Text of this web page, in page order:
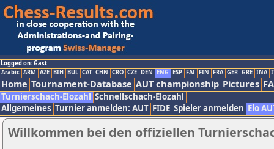
Logged on: Gast
Arabic ARM AZE BIH BUL CAT CHN CRO CZE DEN ENG ESP FAI FIN FRA GER GRE INA
Home Tournament-Database AUT championship Pictures
Turnierschach-Elozahl Schnellschach-Elozahl
Allgemeines Turnier anmelden: AUT FIDE Spieler anmelden Elo
Willkommen bei den offiziellen